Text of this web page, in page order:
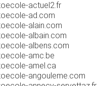
actuel2.fr
ad.com
alain.com
albain.com
albens.com
amc.be
amel.ca
angouleme.com